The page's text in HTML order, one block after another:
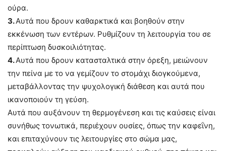
ούρα.
3.Αυτά που δρουν καθαρκτικά και βοηθούν στην
εκκένωση των εντέρων. Ρυθμίζουν τη λειτουργία του σε
περίπτωση δυσκοιλιότητας.
4.Αυτά που δρουν κατασταλτικά στην όρεξη, μειώνουν
την πείνα με το να γεμίζουν το στομάχι διογκούμενα,
μεταβάλλοντας την ψυχολογική διάθεση και αυτά που
ικανοποιούν τη γεύση.
Αυτά που αυξάνουν τη θερμογένεση και τις καύσεις είναι
συνήθως τονωτικά, περιέχουν ουσίες, όπως την καφεΐνη,
και επιταχύνουν τις λειτουργίες στο σώμα μας,